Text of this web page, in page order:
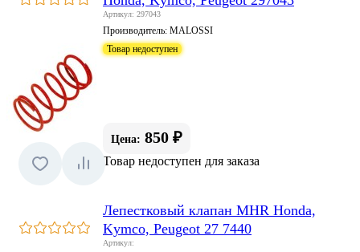
Артикул: 297043
Производитель: MALOSSI
Товар недоступен
Цена: 850 ₽
Товар недоступен для заказа
Лепестковый клапан MHR Honda,
Kymco, Peugeot 27 7440
Артикул: